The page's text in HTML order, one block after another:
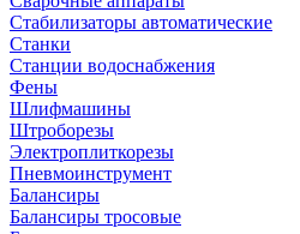
Стабилизаторы автоматические
Станки
Станции водоснабжения
Фены
Шлифмашины
Штроборезы
Электроплиткорезы
Пневмоинструмент
Балансиры
Балансиры тросовые